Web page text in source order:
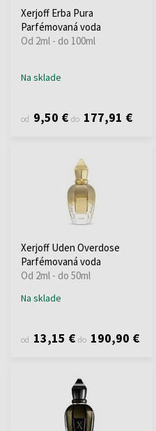
Xerjoff Erba Pura
Parfémovaná voda
Od 2ml - do 100ml
Na sklade
od 9,50 € do 177,91 €
Xerjoff Uden Overdose
Parfémovaná voda
Od 2ml - do 50ml
Na sklade
od 13,15 € do 190,90 €